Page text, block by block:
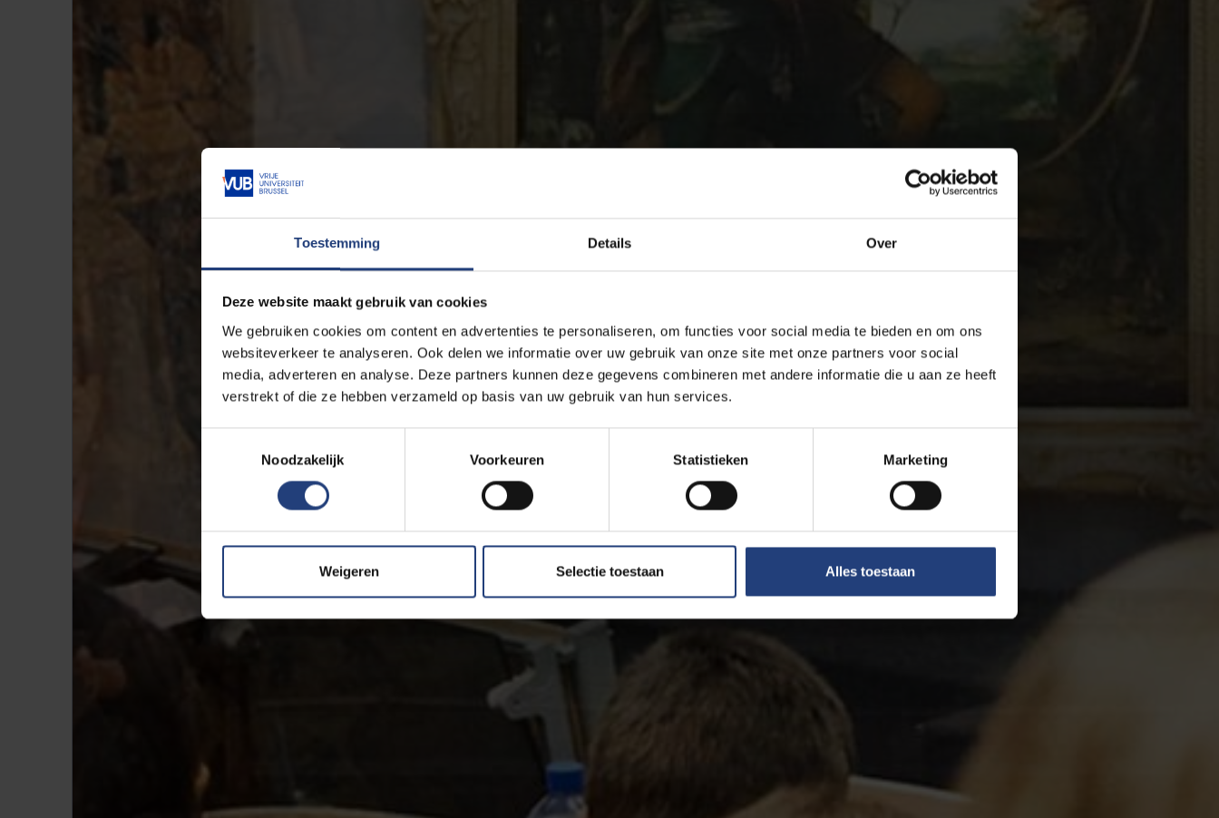
Toestemming Details Over
Deze website maakt gebruik van cookies
We gebruiken cookies om content en advertenties te personaliseren, om functies voor social media te bieden en om ons
websiteverkeer te analyseren. Ook delen we informatie over uw gebruik van onze site met onze partners voor social
media, adverteren en analyse. Deze partners kunnen deze gegevens combineren met andere informatie die u aan ze heeft
verstrekt of die ze hebben verzameld op basis van uw gebruik van hun services.
Noodzakelijk
Voorkeuren Statistieken Marketing
Weigeren Selectie toestaan Alles toestaan